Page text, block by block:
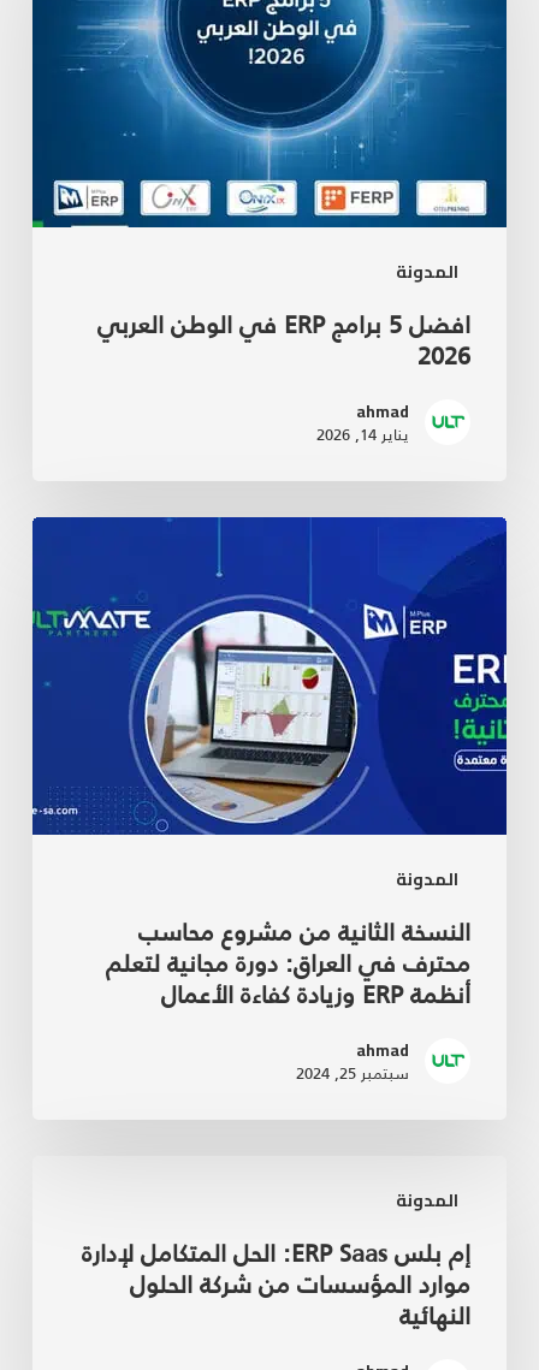
المدونة
افضل 5 برامج ERP في الوطن العربي
2026
ahmad
يناير 14, 2026
المدونة
النسخة الثانية من مشروع محاسب
محترف في العراق: دورة مجانية لتعلم
أنظمة ERP وزيادة كفاءة الأعمال
ahmad
سبتمبر 25, 2024
المدونة
إم بلس ERP Saas: الحل المتكامل لإدارة
موارد المؤسسات من شركة الحلول
النهائية